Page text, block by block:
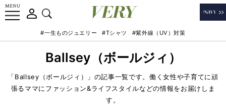
#一生ものジュエリー #Tシャツ #紫外線（UV）対策
Ballsey（ボールジィ）
「Ballsey（ボールジィ）」の記事一覧です。働く女性や子育てに頑
張るママにファッション&ライフスタイルなどの情報をお届けしま
す。